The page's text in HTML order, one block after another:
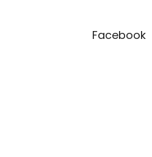
Facebook